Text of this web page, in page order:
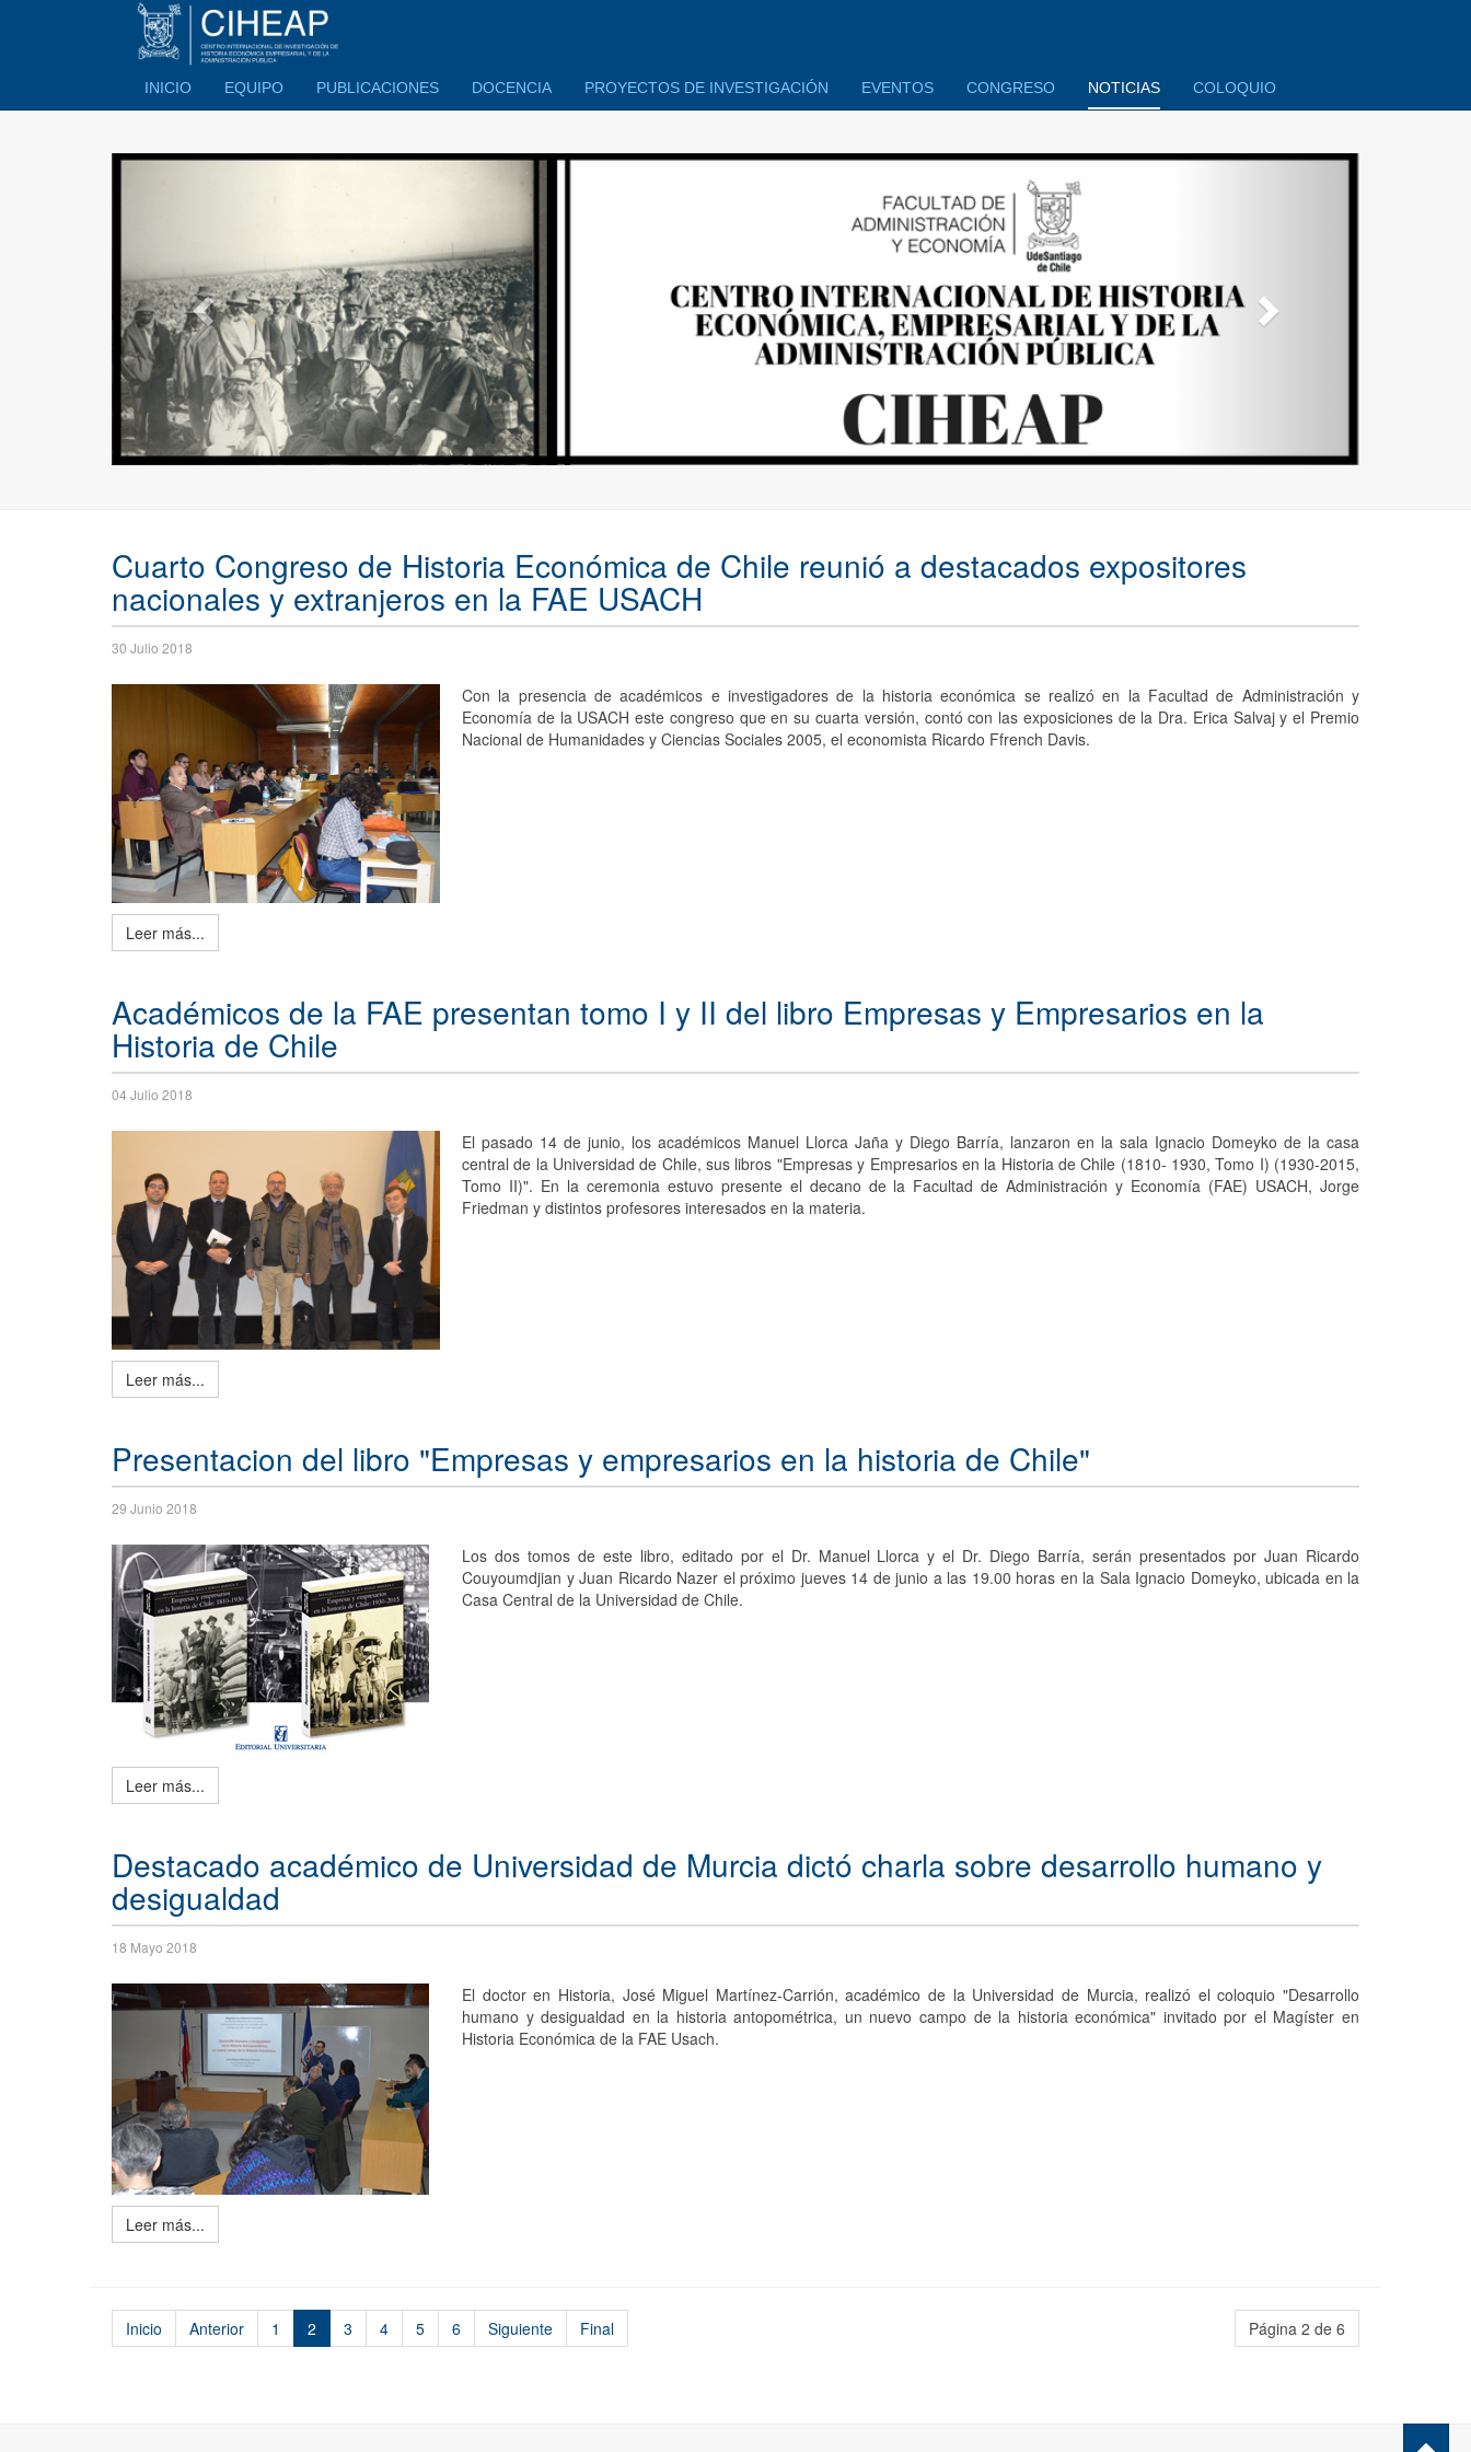
INICIO EQUIPO PUBLICACIONES DOCENCIA PROYECTOS DE INVESTIGACIÓN EVENTOS CONGRESO NOTICIAS COLOQUIO
Cuarto Congreso de Historia Económica de Chile reunió a destacados expositores
nacionales y extranjeros en la FAE USACH
30 Julio 2018
Con la presencia de académicos e investigadores de la historia económica se realizó en la Facultad de Administración y
Economía de la USACH este congreso que en su cuarta versión, contó con las exposiciones de la Dra. Erica Salvaj y el Premio
Nacional de Humanidades y Ciencias Sociales 2005, el economista Ricardo Ffrench Davis.
Leer más...
Académicos de la FAE presentan tomo I y II del libro Empresas y Empresarios en la
Historia de Chile
04 Julio 2018
El pasado 14 de junio, los académicos Manuel Llorca Jaña y Diego Barría, lanzaron en la sala Ignacio Domeyko de la casa
central de la Universidad de Chile, sus libros "Empresas y Empresarios en la Historia de Chile (1810- 1930, Tomo I) (1930-2015,
Tomo II)". En la ceremonia estuvo presente el decano de la Facultad de Administración y Economía (FAE) USACH, Jorge
Friedman y distintos profesores interesados en la materia.
Leer más...
Presentacion del libro "Empresas y empresarios en la historia de Chile"
29 Junio 2018
Los dos tomos de este libro, editado por el Dr. Manuel Llorca y el Dr. Diego Barría, serán presentados por Juan Ricardo
Couyoumdjian y Juan Ricardo Nazer el próximo jueves 14 de junio a las 19.00 horas en la Sala Ignacio Domeyko, ubicada en la
Casa Central de la Universidad de Chile.
Leer más...
Destacado académico de Universidad de Murcia dictó charla sobre desarrollo humano y
desigualdad
18 Mayo 2018
El doctor en Historia, José Miguel Martínez-Carrión, académico de la Universidad de Murcia, realizó el coloquio "Desarrollo
humano y desigualdad en la historia antopométrica, un nuevo campo de la historia económica" invitado por el Magíster en
Historia Económica de la FAE Usach.
Leer más...
Página 2 de 6
Inicio Anterior 1 2 3 4 5 6 Siguiente Final